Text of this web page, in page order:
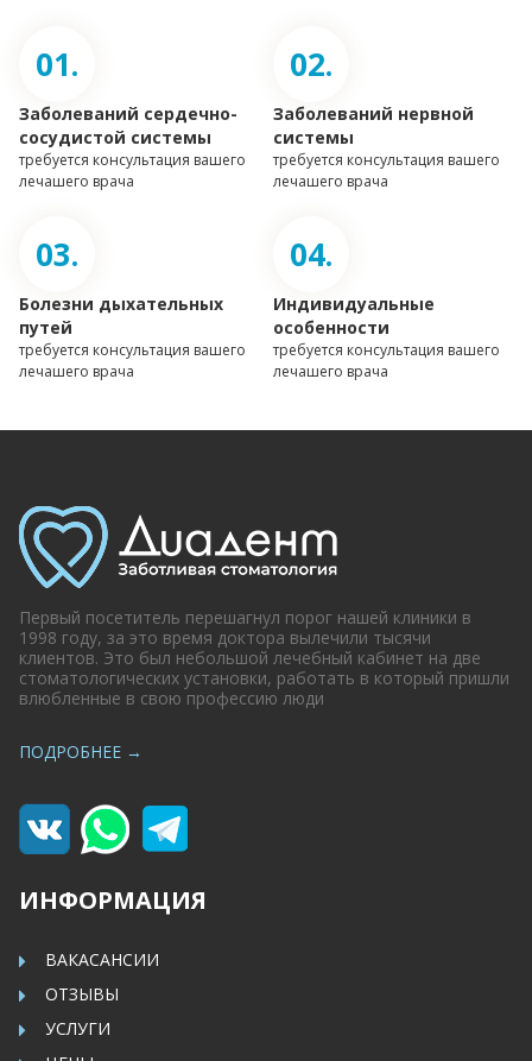
Заболеваний сердечно-
сосудистой системы
требуется консультация вашего
лечашего врача
Заболеваний нервной
системы
требуется консультация вашего
лечашего врача
Болезни дыхательных
путей
требуется консультация вашего
лечашего врача
Индивидуальные
особенности
требуется консультация вашего
лечашего врача
Первый посетитель перешагнул порог нашей клиники в
1998 году, за это время доктора вылечили тысячи
клиентов. Это был небольшой лечебный кабинет на две
стоматологических установки, работать в который пришли
влюбленные в свою профессию люди
ПОДРОБНЕЕ →
ИНФОРМАЦИЯ
ВАКАСАНСИИ
ОТЗЫВЫ
УСЛУГИ